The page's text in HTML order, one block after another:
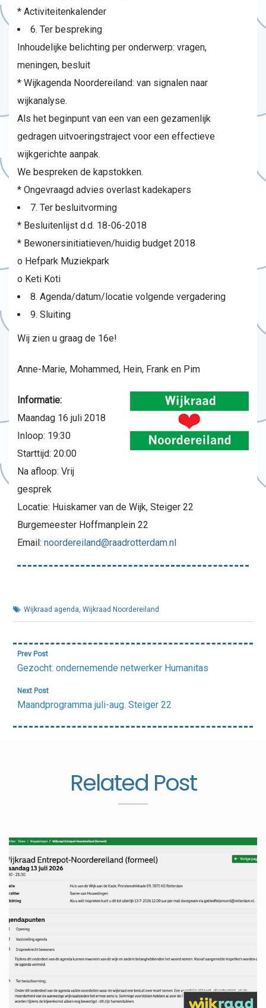
* Activiteitenkalender
6. Ter bespreking
Inhoudelijke belichting per onderwerp: vragen,
meningen, besluit
* Wijkagenda Noordereiland: van signalen naar
wijkanalyse.
Als het beginpunt van een van een gezamenlijk
gedragen uitvoeringstraject voor een effectieve
wijkgerichte aanpak.
We bespreken de kapstokken.
* Ongevraagd advies overlast kadekapers
7. Ter besluitvorming
* Besluitenlijst d.d. 18-06-2018
* Bewonersinitiatieven/huidig budget 2018
o Hefpark Muziekpark
o Keti Koti
8. Agenda/datum/locatie volgende vergadering
9. Sluiting
Wij zien u graag de 16e!
Anne-Marie, Mohammed, Hein, Frank en Pim
Informatie:
Maandag 16 juli 2018
Inloop: 19:30
Starttijd: 20:00
Na afloop: Vrij
gesprek
Locatie: Huiskamer van de Wijk, Steiger 22
Burgemeester Hoffmanplein 22
Email: noordereiland@raadrotterdam.nl
Wijkraad agenda, Wijkraad Noordereiland
Bericht
navigatie
Prev Post
Gezocht: ondernemende netwerker Humanitas
Next Post
Maandprogramma juli-aug. Steiger 22
Related Post